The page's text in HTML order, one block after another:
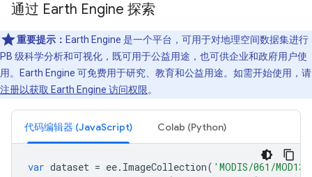
通过 Earth Engine 探索
重要提示： Earth Engine 是一个平台，可用于对地理空间数据集进行
PB 级科学分析和可视化，既可用于公益用途，也可供企业和政府用户使
用。Earth Engine 可免费用于研究、教育和公益用途。如需开始使用，请
注册以获取 Earth Engine 访问权限。
代码编辑器 (JavaScript) Colab (Python)
var dataset = ee. ImageCollection( 'MODIS/061/